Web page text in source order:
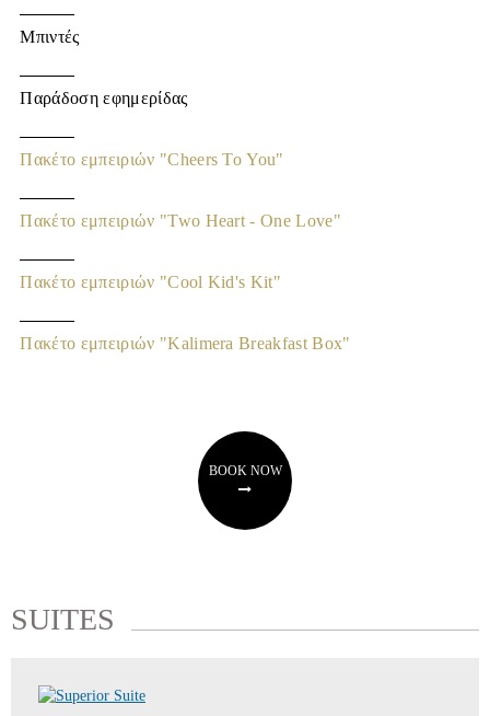
Μπιντές
Παράδοση εφημερίδας
Πακέτο εμπειριών "Cheers To You"
Πακέτο εμπειριών "Two Heart - One Love"
Πακέτο εμπειριών "Cool Kid's Kit"
Πακέτο εμπειριών "Kalimera Breakfast Box"
BOOK NOW
SUITES